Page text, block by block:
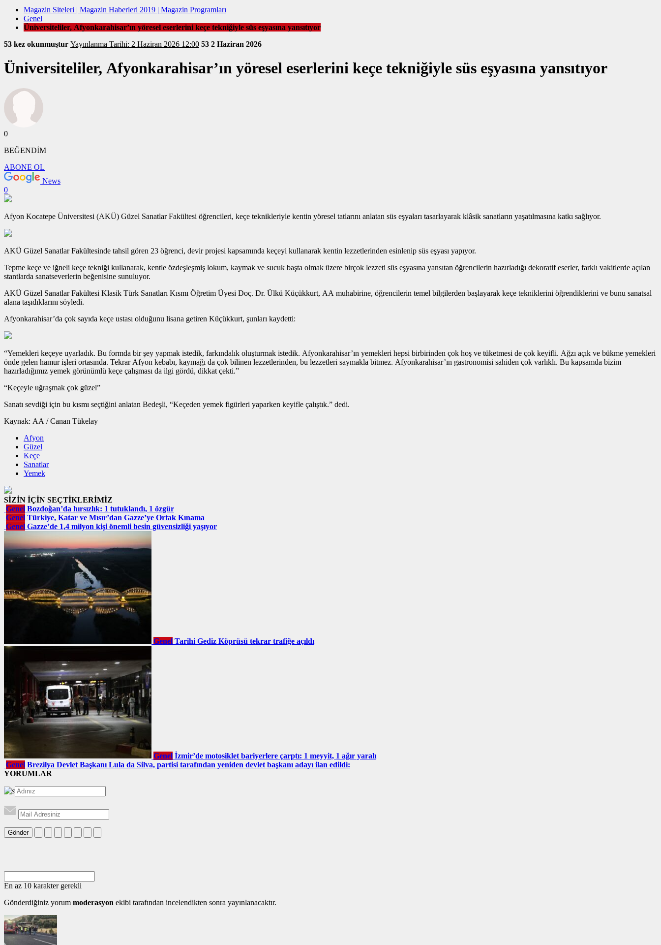
Magazin Siteleri | Magazin Haberleri 2019 | Magazin Programları
Genel
Üniversiteliler, Afyonkarahisar’ın yöresel eserlerini keçe tekniğiyle süs eşyasına yansıtıyor
53 kez okunmuştur
Yayınlanma Tarihi: 2 Haziran 2026 12:00 53 2 Haziran 2026
Üniversiteliler, Afyonkarahisar’ın yöresel eserlerini keçe tekniğiyle süs eşyasına yansıtıyor
0
BEĞENDİM
ABONE OL
News
0
Afyon Kocatepe Üniversitesi (AKÜ) Güzel Sanatlar Fakültesi öğrencileri, keçe teknikleriyle kentin yöresel tatlarını anlatan süs eşyaları tasarlayarak klâsik sanatların yaşatılmasına katkı sağlıyor.
AKÜ Güzel Sanatlar Fakültesinde tahsil gören 23 öğrenci, devir projesi kapsamında keçeyi kullanarak kentin lezzetlerinden esinlenip süs eşyası yapıyor.
Tepme keçe ve iğneli keçe tekniği kullanarak, kentle özdeşleşmiş lokum, kaymak ve sucuk başta olmak üzere birçok lezzeti süs eşyasına yansıtan öğrencilerin hazırladığı dekoratif eserler, farklı vakitlerde açılan
stantlarda sanatseverlerin beğenisine sunuluyor.
AKÜ Güzel Sanatlar Fakültesi Klasik Türk Sanatları Kısmı Öğretim Üyesi Doç. Dr. Ülkü Küçükkurt, AA muhabirine, öğrencilerin temel bilgilerden başlayarak keçe tekniklerini öğrendiklerini ve bunu sanatsal
alana taşıdıklarını söyledi.
Afyonkarahisar’da çok sayıda keçe ustası olduğunu lisana getiren Küçükkurt, şunları kaydetti:
“Yemekleri keçeye uyarladık. Bu formda bir şey yapmak istedik, farkındalık oluşturmak istedik. Afyonkarahisar’ın yemekleri hepsi birbirinden çok hoş ve tüketmesi de çok keyifli. Ağzı açık ve bükme yemekleri
önde gelen hamur işleri ortasında. Tekrar Afyon kebabı, kaymağı da çok bilinen lezzetlerinden, bu lezzetleri saymakla bitmez. Afyonkarahisar’ın gastronomisi sahiden çok varlıklı. Bu kapsamda bizim
hazırladığımız yemek görünümlü keçe çalışması da ilgi gördü, dikkat çekti.”
“Keçeyle uğraşmak çok güzel”
Sanatı sevdiği için bu kısmı seçtiğini anlatan Bedeşli, “Keçeden yemek figürleri yaparken keyifle çalıştık.” dedi.
Kaynak: AA / Canan Tükelay
Afyon
Güzel
Keçe
Sanatlar
Yemek
SİZİN İÇİN SEÇTİKLERİMİZ
Genel Bozdoğan’da hırsızlık: 1 tutuklandı, 1 özgür
Genel Türkiye, Katar ve Mısır’dan Gazze’ye Ortak Kınama
Genel Gazze’de 1,4 milyon kişi önemli besin güvensizliği yaşıyor
Genel Tarihi Gediz Köprüsü tekrar trafiğe açıldı
Genel İzmir’de motosiklet bariyerlere çarptı: 1 meyyit, 1 ağır yaralı
Genel Brezilya Devlet Başkanı Lula da Silva, partisi tarafından yeniden devlet başkanı adayı ilan edildi:
YORUMLAR
Gönder
En az 10 karakter gerekli
Gönderdiğiniz yorum moderasyon ekibi tarafından incelendikten sonra yayınlanacaktır.